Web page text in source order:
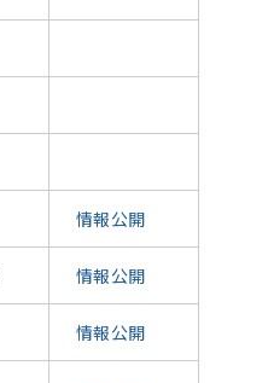
情報公開
情報公開
情報公開